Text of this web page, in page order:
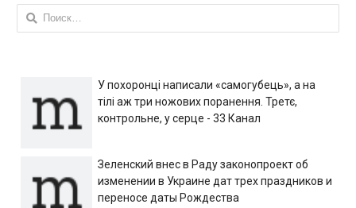
Найти:
У похоронці написали «самогубець», а на
тілі аж три ножових поранення. Третє,
контрольне, у серце - 33 Канал
Зеленский внес в Раду законопроект об
изменении в Украине дат трех праздников и
переносе даты Рождества